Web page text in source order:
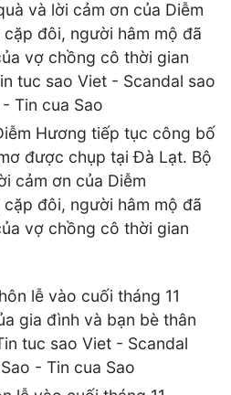
Hương tiếp tục công bố
được chụp tại Đà Lạt. Bộ
cảm ơn của Diễm
đôi, người hâm mộ đã
vợ chồng cô thời gian